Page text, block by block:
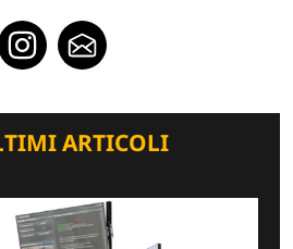
ARTICOLI